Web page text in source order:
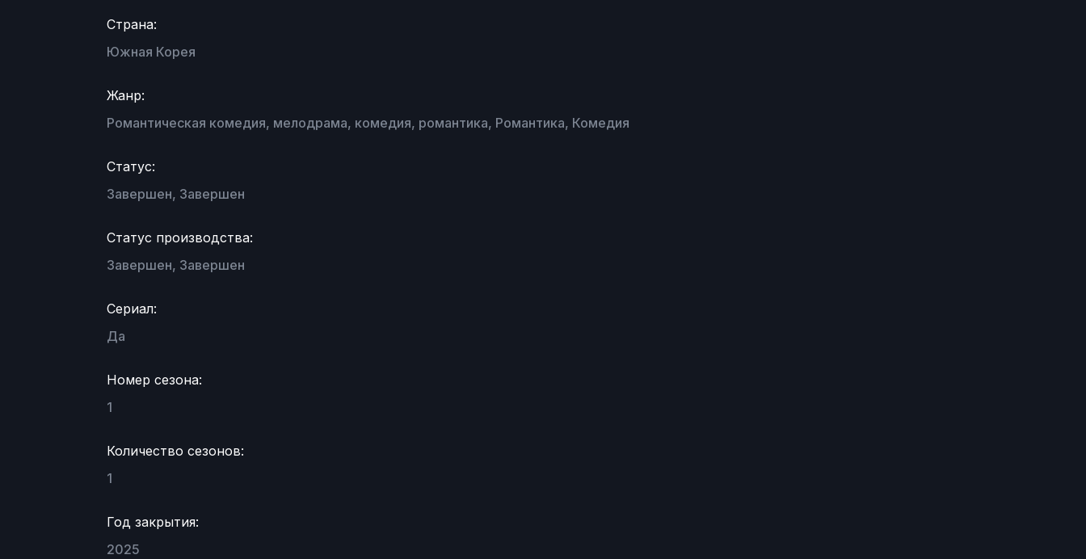
Страна:
Южная Корея
Жанр:
Романтическая комедия, мелодрама, комедия, романтика, Романтика, Комедия
Статус:
Завершен, Завершен
Статус производства:
Завершен, Завершен
Сериал:
Да
Номер сезона:
1
Количество сезонов:
1
Год закрытия:
2025